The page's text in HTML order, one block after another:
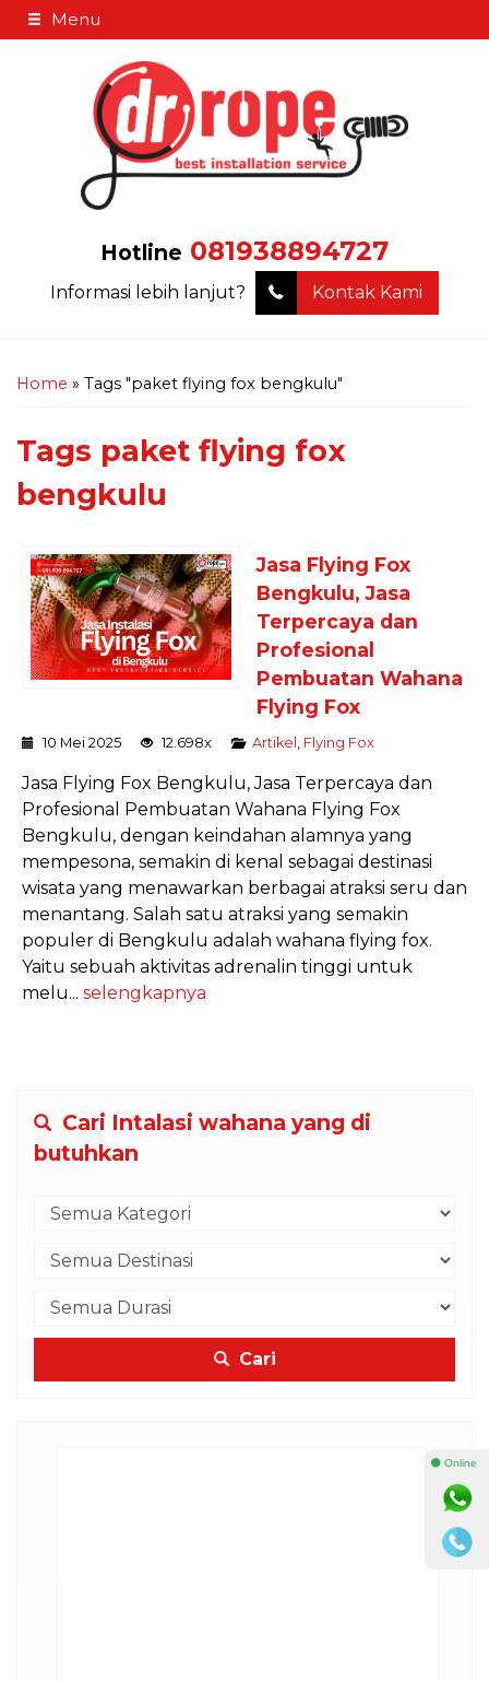
Menu
Hotline 081938894727
Informasi lebih lanjut? Kontak Kami
Home » Tags "paket flying fox bengkulu"
Tags paket flying fox
bengkulu
Jasa Flying Fox
Bengkulu, Jasa
Terpercaya dan
Profesional
Pembuatan Wahana
Flying Fox
10 Mei 2025 12.698x Artikel Flying Fox
Jasa Flying Fox Bengkulu, Jasa Terpercaya dan
Profesional Pembuatan Wahana Flying Fox
Bengkulu, dengan keindahan alamnya yang
mempesona, semakin di kenal sebagai destinasi
wisata yang menawarkan berbagai atraksi seru dan
menantang. Salah satu atraksi yang semakin
populer di Bengkulu adalah wahana flying fox.
Yaitu sebuah aktivitas adrenalin tinggi untuk
melu... selengkapnya
Cari Intalasi wahana yang di
butuhkan
Cari
⚫ Online